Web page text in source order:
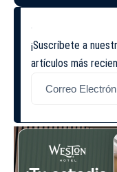
¡Suscríbete a
artículos más